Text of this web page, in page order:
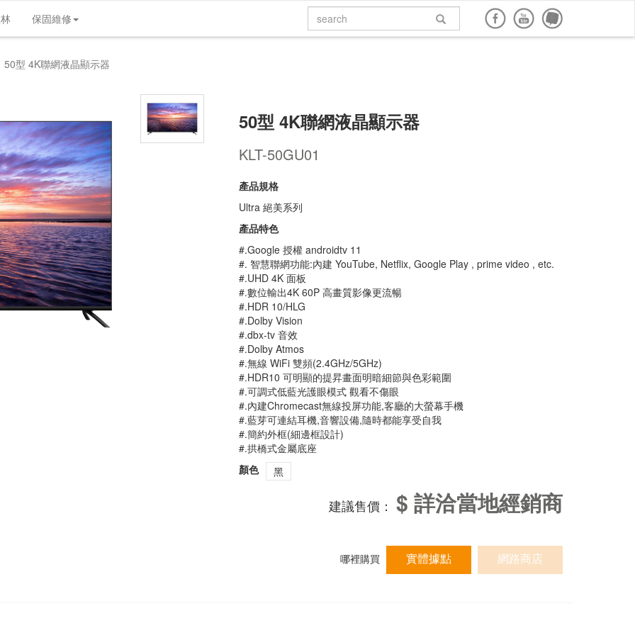
實體店面購買 說明書下載 回到頂端
保固維修
50型 4K聯網液晶顯示器
50型 4K聯網液晶顯示器
KLT-50GU01
產品規格
Ultra 絕美系列
產品特色
#.Google 授權 androidtv 11
#. 智慧聯網功能:內建 YouTube, Netflix, Google Play , prime video , etc.
#.UHD 4K 面板
#.數位輸出4K 60P 高畫質影像更流暢
#.HDR 10/HLG
#.Dolby Vision
#.dbx-tv 音效
#.Dolby Atmos
#.無線 WiFi 雙頻(2.4GHz/5GHz)
#.HDR10 可明顯的提昇畫面明暗細節與色彩範圍
#.可調式低藍光護眼模式 觀看不傷眼
#.內建Chromecast無線投屏功能,客廳的大螢幕手機
#.藍芽可連結耳機,音響設備,隨時都能享受自我
#.簡約外框(細邊框設計)
#.拱橋式金屬底座
顏色
黑
建議售價： $ 詳洽當地經銷商
哪裡購買 實體據點 網路商店